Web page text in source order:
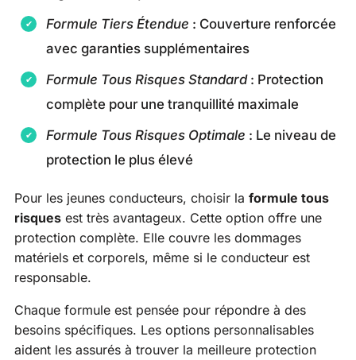
Formule Tiers Étendue : Couverture renforcée
avec garanties supplémentaires
Formule Tous Risques Standard: Protection
complète pour une tranquillité maximale
Formule Tous Risques Optimale : Le niveau de
protection le plus élevé
Pour les jeunes conducteurs, choisir la formule tous
risques est très avantageux. Cette option offre une
protection complète. Elle couvre les dommages
matériels et corporels, même si le conducteur est
responsable.
Chaque formule est pensée pour répondre à des
besoins spécifiques. Les options personnalisables
aident les assurés à trouver la meilleure protection